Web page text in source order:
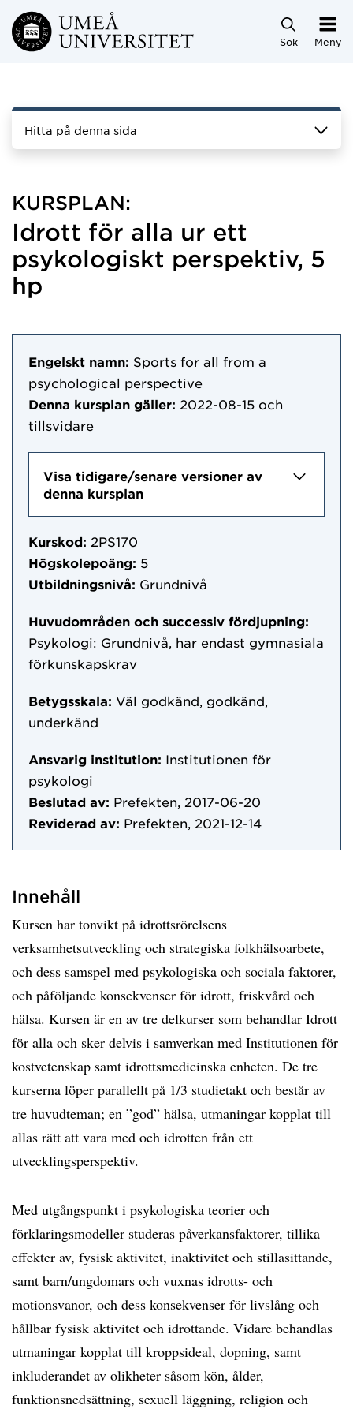
Hoppa direkt till innehållet
Sök Meny
Hitta på denna sida
KURSPLAN:
Idrott för alla ur ett
psykologiskt perspektiv, 5
hp
Engelskt namn: Sports for all from a
psychological perspective
Denna kursplan gäller: 2022-08-15 och
tillsvidare
Visa tidigare/senare versioner av
denna kursplan
Kurskod: 2PS170
Högskolepoäng: 5
Utbildningsnivå: Grundnivå
Huvudområden och successiv fördjupning:
Psykologi: Grundnivå, har endast gymnasiala
förkunskapskrav
Betygsskala: Väl godkänd, godkänd,
underkänd
Ansvarig institution: Institutionen för
psykologi
Beslutad av: Prefekten, 2017-06-20
Reviderad av: Prefekten, 2021-12-14
Innehåll
Kursen har tonvikt på idrottsrörelsens
verksamhetsutveckling och strategiska folkhälsoarbete,
och dess samspel med psykologiska och sociala faktorer,
och påföljande konsekvenser för idrott, friskvård och
hälsa. Kursen är en av tre delkurser som behandlar Idrott
för alla och sker delvis i samverkan med Institutionen för
kostvetenskap samt idrottsmedicinska enheten. De tre
kurserna löper parallellt på 1/3 studietakt och består av
tre huvudteman; en ”god” hälsa, utmaningar kopplat till
allas rätt att vara med och idrotten från ett
utvecklingsperspektiv.
Med utgångspunkt i psykologiska teorier och
förklaringsmodeller studeras påverkansfaktorer, tillika
effekter av, fysisk aktivitet, inaktivitet och stillasittande,
samt barn/ungdomars och vuxnas idrotts- och
motionsvanor, och dess konsekvenser för livslång och
hållbar fysisk aktivitet och idrottande. Vidare behandlas
utmaningar kopplat till kroppsideal, dopning, samt
inkluderandet av olikheter såsom kön, ålder,
funktionsnedsättning, sexuell läggning, religion och